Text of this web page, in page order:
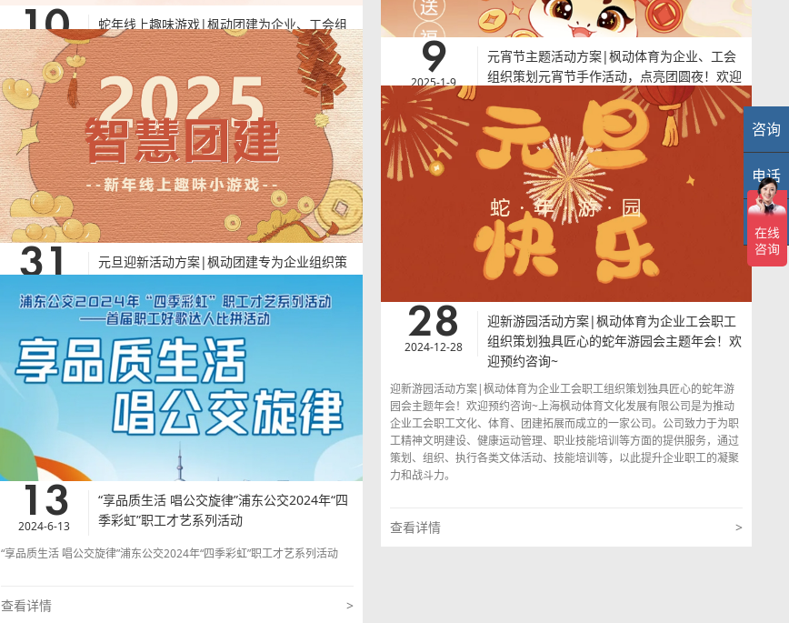
查看详情
10
2025-1-10
蛇年线上趣味游戏|枫动团建为企业、工会组
织策划新春线上趣味团建主题活动，欢欢喜喜
过大年~
蛇年线上趣味游戏|枫动团建为企业、工会组织策划新春线上智慧团建活
动赛事，欢欢喜喜过大年~枫动团建为企业、工会组织策划线上趣味智慧
团建活动赛事！这次通过线上开展趣味活动，不仅让大家感受有趣的线上
活动赛事，增强娱乐感，并且减轻心理压力。让大家在家中也能轻松感受
企业带给职工的快乐幸福感。
查看详情 >
9
2025-1-9
元宵节主题活动方案|枫动体育为企业、工会
组织策划元宵节手作活动，点亮团圆夜！欢迎
元宵节主题活动方案|枫动体育为企业、工会组织策划元宵节手作活动，
点亮团圆夜！欢迎预约咨询~上海枫动体育文化发展有限公司是为推动企
业工会职工文化、体育、团建拓展而成立的一家公司。公司致力于为职工
精神文明建设、健康运动管理、职业技能培训等方面的提供服务，通过策
划、组织、执行各类文体活动、技能培训等，以此提升企业职工的凝聚力
31
元旦迎新活动方案|枫动团建专为企业组织策
欢迎预约咨询~
元旦迎新活动方案|枫动团建专为企业组织策划线上智慧团建活动，喜迎
元旦，共赴新年！欢迎预约咨询~枫动团建为企业、工会组织策划线上趣
味智慧团建活动赛事！这次通过线上开展趣味活动，不仅让大家感受有趣
的线上活动赛事，增强娱乐感，并且减轻心理压力。让大家在家中也能轻
松感受企业带给职工的快乐幸福感。
查看详情
28
2024-12-28
​迎新游园活动方案|枫动体育为企业工会职工
组织策划独具匠心的蛇年游园会主题年会！欢
迎预约咨询~
​迎新游园活动方案|枫动体育为企业工会职工组织策划独具匠心的蛇年游
园会主题年会！欢迎预约咨询~上海枫动体育文化发展有限公司是为推动
企业工会职工文化、体育、团建拓展而成立的一家公司。公司致力于为职
工精神文明建设、健康运动管理、职业技能培训等方面的提供服务，通过
策划、组织、执行各类文体活动、技能培训等，以此提升企业职工的凝聚
力和战斗力。
查看详情 >
13
2024-6-13
“享品质生活 唱公交旋律”浦东公交2024年“四
季彩虹”职工才艺系列活动
“享品质生活 唱公交旋律”浦东公交2024年“四季彩虹”职工才艺系列活动
查看详情 >
业
咨询
电话
TOP